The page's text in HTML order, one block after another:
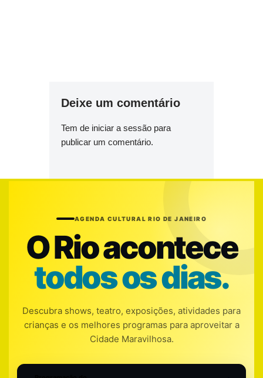
Deixe um comentário
Tem de iniciar a sessão para
publicar um comentário.
AGENDA CULTURAL RIO DE JANEIRO
O Rio acontece
todos os dias.
Descubra shows, teatro, exposições, atividades para
crianças e os melhores programas para aproveitar a
Cidade Maravilhosa.